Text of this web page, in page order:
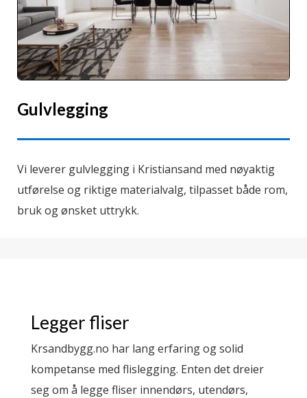
Gulvlegging
Vi leverer gulvlegging i Kristiansand med nøyaktig
utførelse og riktige materialvalg, tilpasset både rom,
bruk og ønsket uttrykk.
Legger fliser
Krsandbygg.no har lang erfaring og solid
kompetanse med flislegging. Enten det dreier
seg om å legge fliser innendørs, utendørs,